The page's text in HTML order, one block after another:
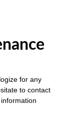
for any
to contact